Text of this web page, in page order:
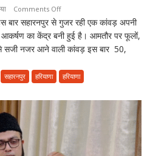
Comments Offon
सहारनपुर
में
नोटों
सजी
बनी
आकर्षण
केंद्र,
बार सहारनपुर से गुजर रही एक कांवड़ अपनी
का केंद्र बनी हुई है। आमतौर पर फूलों,
से सजी नजर आने वाली कांवड़ इस बार 50,
सहारनपुर हरियाणा हरियाणा